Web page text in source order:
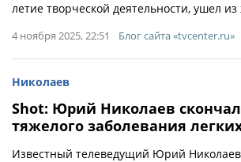
летие творческой деятельности, ушел
4 ноября 2025, 22:51 Блог сайта «tvcenter.ru»
Николаев
Shot: Юрий Николаев
тяжелого заболевания
Известный телеведущий Юрий Николаев